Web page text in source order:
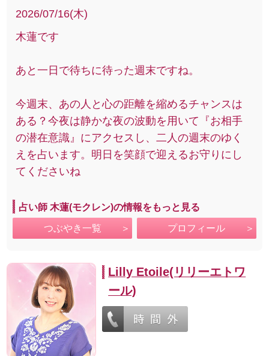
2026/07/16(木)
木蓮です
あと一日で待ちに待った週末ですね。
今週末、あの人と心の距離を縮めるチャンスは
ある？今夜は静かな夜の波動を用いて『お相手
の潜在意識』にアクセスし、二人の週末のゆく
えを占います。明日を笑顔で迎えるお守りにし
てくださいね
占い師 木蓮(モクレン)の情報をもっと見る
つぶやき一覧 プロフィール
Lilly Etoile(リリーエトワ
ール)